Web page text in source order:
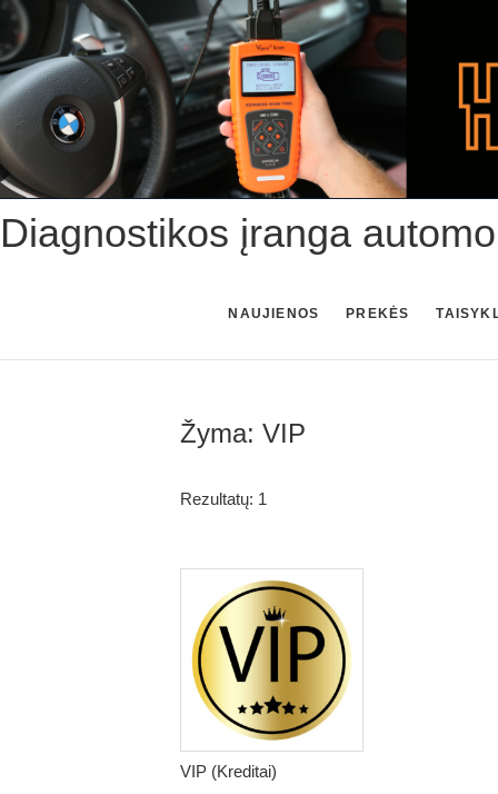
Skip
to
content
Diagnostikos įranga
NAUJIENOS PREKĖS
Žyma: VIP
Rezultatų: 1
VIP (Kreditai)